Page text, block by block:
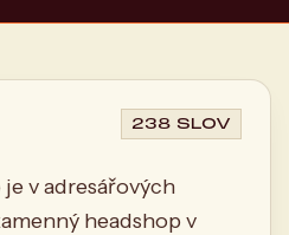
238 SLOV
v adresářových
headshop v